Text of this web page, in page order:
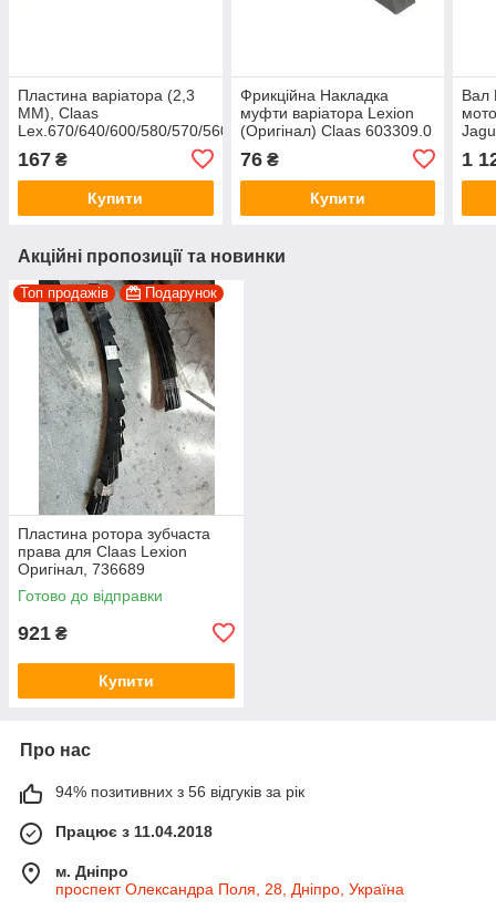
Пластина варіатора (2,3
MM), Claas
Lex.670/640/600/580/570/560/540/480/460/440
0006298430
167 ₴
Купити
Фрикційна Накладка
муфти варіатора Lexion
(Оригінал) Claas 603309.0
76₴
Купити
Вал
1
Акційні пропозиції та новинки
Топ продажів Подарунок
Пластина ротора зубчаста
права для Claas Lexion
Оригінал, 736689
0007366891 736689.1
Готово до відправки
921 ₴
Купити
Про нас
94% позитивних з 56 відгуків за рік
Працює з 11.04.2018
м. Дніпро
проспект Олександра Поля, 28, Дніпро, Україна